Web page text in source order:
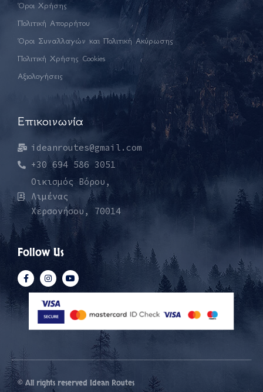
Όροι Χρήσης
Πολιτική Απορρήτου
Όροι Συναλλαγών και Πολιτική Ακύρωσης
Πολιτική Χρήσης Cookies
Αξιολογήσεις
Επικοινωνία
ideanroutes@gmail.com
+30 694 586 3051
Οικισμός Βόρου,
Λιμένας
Χερσονήσου, 70014
Follow Us
© All rights reserved Idean Routes